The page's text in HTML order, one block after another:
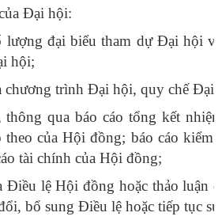
Đại hội:
lượng đại biểu tham dự Đại hội
hội;
chương trình Đại hội, quy chế Đại
thông qua báo cáo tổng kết
của Hội đồng; báo cáo kiểm
tài chính của Hội đồng;
Điều lệ Hội đồng hoặc thảo luận
bổ sung Điều lệ hoặc tiếp tục